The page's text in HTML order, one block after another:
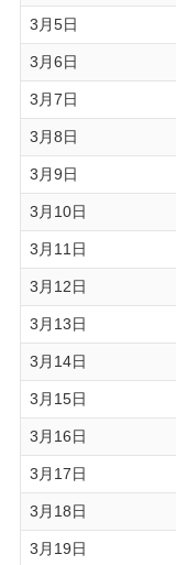
3月5日
3月6日
3月7日
3月8日
3月9日
3月10日
3月11日
3月12日
3月13日
3月14日
3月15日
3月16日
3月17日
3月18日
3月19日